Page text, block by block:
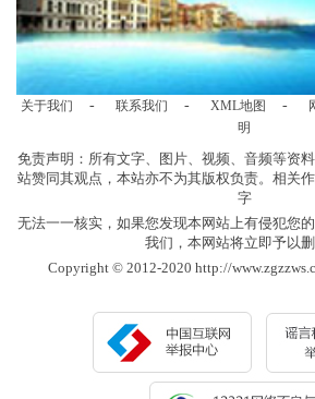
关于我们 - 联系我们 - XML地图 -
明
免责声明：所有文字、图片、视频、音频等资
站赞同其观点，本站亦不为其版权负责。相关
字
无法一一核实，如果您发现本网站上有侵犯您
我们，本网站将立即予以删
Copyright © 2012-2020 http://